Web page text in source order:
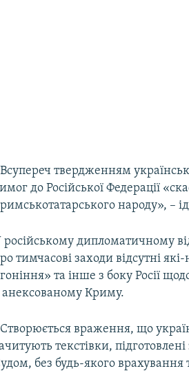
твердженням
до Російської Федерації
народу», –
російському дипломатичному
тимчасові заходи відсутні
та інше з боку Росії
анексованому Криму.
враження, що
текстівки,
без будь-якого